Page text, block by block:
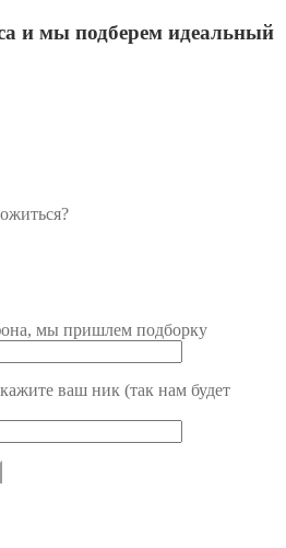
и мы подберем идеальный
мы пришлем подборку
ваш ник (так нам будет